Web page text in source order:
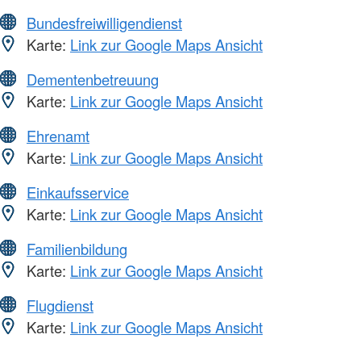
Bundesfreiwilligendienst
Karte: Link zur Google Maps Ansicht
Dementenbetreuung
Karte: Link zur Google Maps Ansicht
Ehrenamt
Karte: Link zur Google Maps Ansicht
Einkaufsservice
Karte: Link zur Google Maps Ansicht
Familienbildung
Karte: Link zur Google Maps Ansicht
Flugdienst
Karte: Link zur Google Maps Ansicht